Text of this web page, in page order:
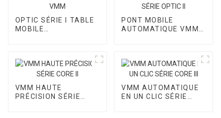
OPTIC SÉRIE I TABLE
MOBILE
PONT MOBILE
AUTOMATIQUE VMM
VMM HAUTE
PRÉCISION SÉRIE
VMM AUTOMATIQUE
EN UN CLIC SÉRIE